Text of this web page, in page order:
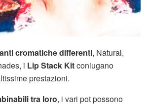
cromatiche differenti, Natural,
i Lip Stack Kitconiugano
prestazioni.
tra loro, i vari pot possono